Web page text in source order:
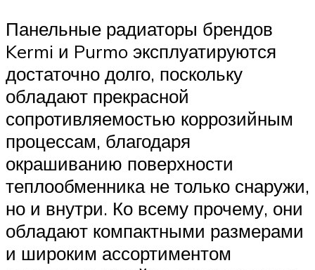
Панельные радиаторы брендов
Kermi и Purmo эксплуатируются
достаточно долго, поскольку
обладают прекрасной
сопротивляемостью коррозийным
процессам, благодаря
окрашиванию поверхности
теплообменника не только снаружи,
но и внутри. Ко всему прочему, они
обладают компактными размерами
и широким ассортиментом